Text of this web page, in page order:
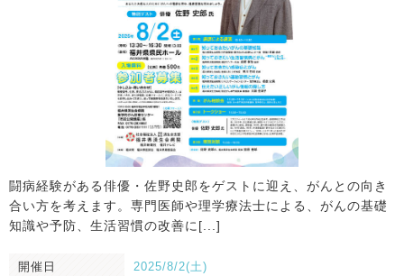
闘病経験がある俳優・佐野史郎をゲストに迎え、がんとの向き
合い方を考えます。専門医師や理学療法士による、がんの基礎
知識や予防、生活習慣の改善に[...]
開催日 2025/8/2(土)